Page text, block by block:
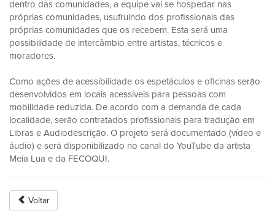
dentro das comunidades, a equipe vai se hospedar nas
próprias comunidades, usufruindo dos profissionais das
próprias comunidades que os recebem. Esta será uma
possibilidade de intercâmbio entre artistas, técnicos e
moradores.
Como ações de acessibilidade os espetáculos e oficinas serão
desenvolvidos em locais acessíveis para pessoas com
mobilidade reduzida. De acordo com a demanda de cada
localidade, serão contratados profissionais para tradução em
Libras e Audiodescrição. O projeto será documentado (vídeo e
áudio) e será disponibilizado no canal do YouTube da artista
Meia Lua e da FECOQUI.
Voltar